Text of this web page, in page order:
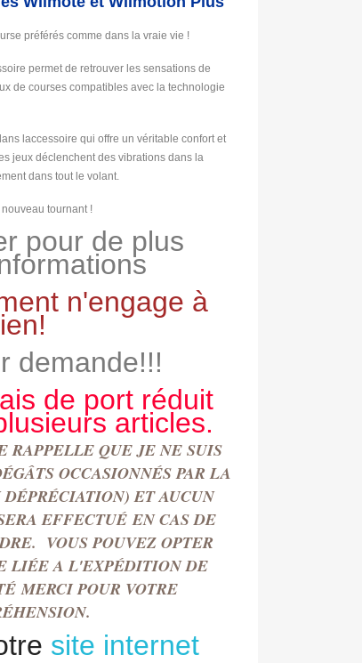
préférés comme dans la vraie vie !
permet de retrouver les sensations de
de courses compatibles avec la technologie
laccessoire qui offre un véritable confort et
jeux déclenchent des vibrations dans la
dans tout le volant.
tournant !
pour de plus
n'engage à
demande!!!
de port réduit
articles.
RAPPELLE QUE JE NE SUIS
OCCASIONNÉS PAR LA
ET AUCUN
EFFECTUÉ EN CAS DE
VOUS POUVEZ OPTER
LIÉE A L'EXPÉDITION DE
ÉMERCI POUR VOTRE
site internet